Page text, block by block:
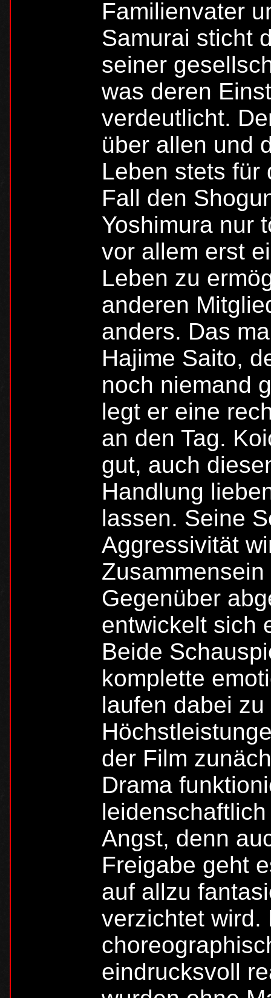
Familienvater
Samurai sticht
seiner
was deren
verdeutlicht.
über allen und
Leben stets für
Fall den
Yoshimura nur
vor allem erst
Leben zu
anderen
anders. Das
Hajime Saito,
noch niemand
legt er eine
an den Tag.
gut, auch
Handlung
lassen. Seine
Aggressivität
Gegenüber
entwickelt sich
Beide
komplette
laufen dabei
der Film
Drama
Angst, denn
Freigabe geht
auf allzu
verzichtet wird.
eindrucksvoll